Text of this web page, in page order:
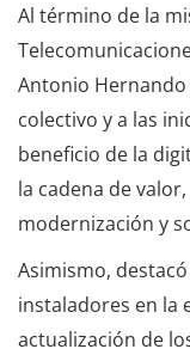
Al término de la
Antonio
colectivo y a las
beneficio de la
la cadena de
modernización y
Asimismo,
instaladores en la
actualización de